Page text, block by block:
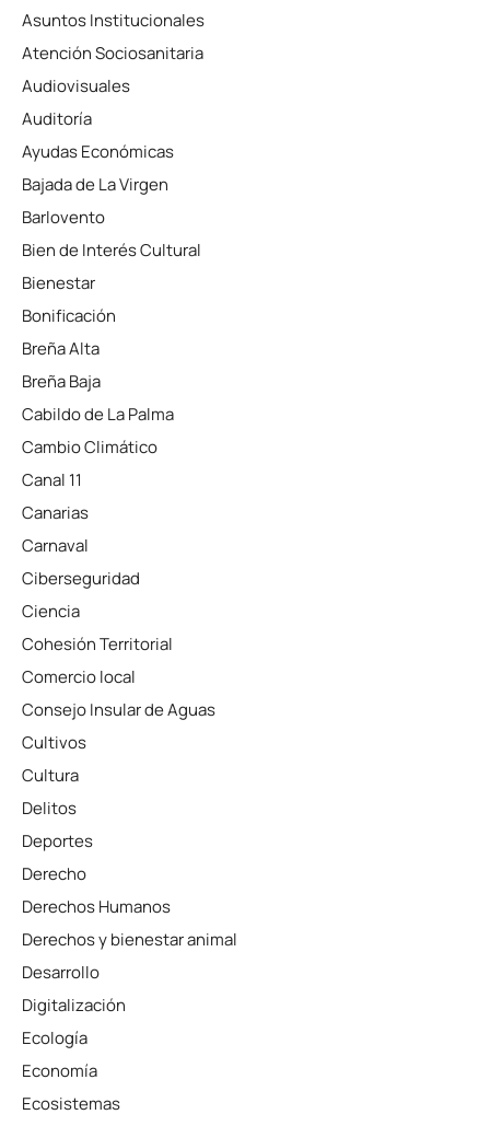
Asuntos Institucionales
Atención Sociosanitaria
Audiovisuales
Auditoría
Ayudas Económicas
Bajada de La Virgen
Barlovento
Bien de Interés Cultural
Bienestar
Bonificación
Breña Alta
Breña Baja
Cabildo de La Palma
Cambio Climático
Canal 11
Canarias
Carnaval
Ciberseguridad
Ciencia
Cohesión Territorial
Comercio local
Consejo Insular de Aguas
Cultivos
Cultura
Delitos
Deportes
Derecho
Derechos Humanos
Derechos y bienestar animal
Desarrollo
Digitalización
Ecología
Economía
Ecosistemas